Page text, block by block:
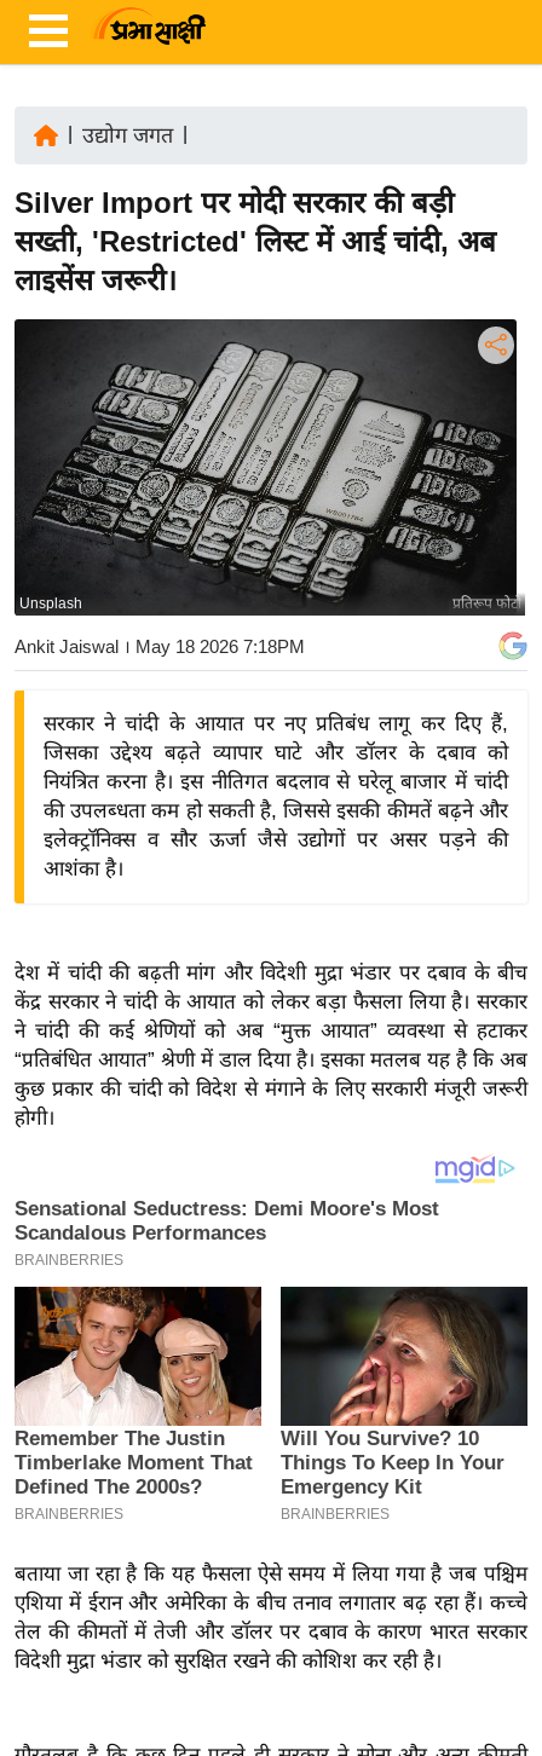
ज़ा
ख
र
र्रा
बि
ज़
ने
द्यो
शे
ष
ज्ञ
रा
य
ब
खे
ल
क्रि
के
P
L
2
0
6
क्रा
इ
उद्योग जगत|
Silver Import पर मोदी सरकार की बड़ी
सख्ती, 'Restricted' लिस्ट में आई चांदी, अब
लाइसेंस जरूरी।
प्रतिरूप फोटो
Unsplash
Ankit Jaiswal । May 18 2026 7:18PM
सरकार ने चांदी के आयात पर नए प्रतिबंध लागू कर दिए हैं,
जिसका उद्देश्य बढ़ते व्यापार घाटे और डॉलर के दबाव को
नियंत्रित करना है। इस नीतिगत बदलाव से घरेलू बाजार में चांदी
की उपलब्धता कम हो सकती है, जिससे इसकी कीमतें बढ़ने और
इलेक्ट्रॉनिक्स व सौर ऊर्जा जैसे उद्योगों पर असर पड़ने की
आशंका है।
देश में चांदी की बढ़ती मांग और विदेशी मुद्रा भंडार पर दबाव के बीच
केंद्र सरकार ने चांदी के आयात को लेकर बड़ा फैसला लिया है। सरकार
ने चांदी की कई श्रेणियों को अब “मुक्त आयात” व्यवस्था से हटाकर
“प्रतिबंधित आयात” श्रेणी में डाल दिया है। इसका मतलब यह है कि अब
कुछ प्रकार की चांदी को विदेश से मंगाने के लिए सरकारी मंजूरी जरूरी
होगी।
बताया जा रहा है कि यह फैसला ऐसे समय में लिया गया है जब पश्चिम
एशिया में ईरान और अमेरिका के बीच तनाव लगातार बढ़ रहा हैं। कच्चे
तेल की कीमतों में तेजी और डॉलर पर दबाव के कारण भारत सरकार
विदेशी मुद्रा भंडार को सुरक्षित रखने की कोशिश कर रही है।